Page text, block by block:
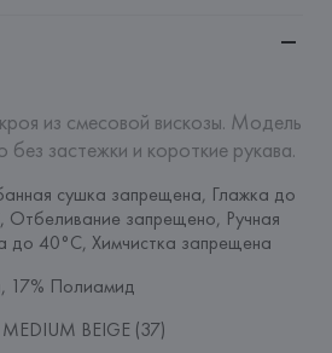
из смесовой вискозы. Модель
застежки и короткие рукава.
сушка запрещена, Глажка до
Отбеливание запрещено, Ручная
до 40°C, Химчистка запрещена
17% Полиамид
MEDIUM BEIGE (37)